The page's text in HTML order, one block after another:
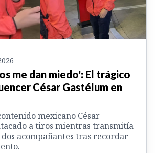
me dan miedo': El trágico
César Gastélum en
mexicano César
a tiros mientras transmitía
acompañantes tras recordar